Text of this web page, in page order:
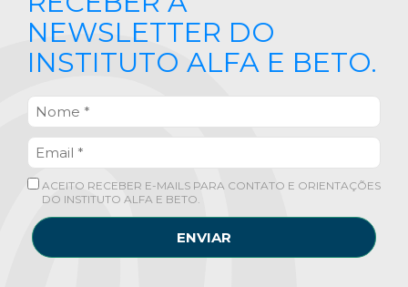
NEWSLETTER DO
INSTITUTO ALFA E BETO.
ACEITO RECEBER E-MAILS PARA CONTATO E ORIENTAÇÕES
DO INSTITUTO ALFA E BETO.
ENVIAR